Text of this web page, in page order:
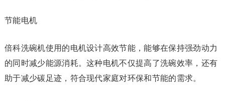
节能电机
倍科洗碗机使用的电机设计高效节能，能够在保持强劲动力
的同时减少能源消耗。这种电机不仅提高了洗碗效率，还有
助于减少碳足迹，符合现代家庭对环保和节能的需求。